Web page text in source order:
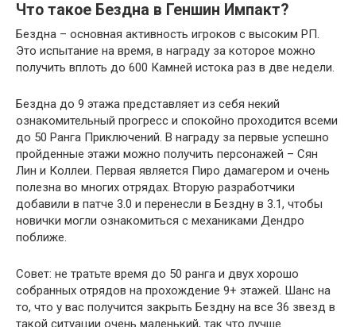
Что такое Бездна в Геншин Импакт?
Бездна – основная активность игроков с высоким РП.
Это испытание на время, в награду за которое можно
получить вплоть до 600 Камней истока раз в две недели.
Бездна до 9 этажа представляет из себя некий
ознакомительный прогресс и спокойно проходится всеми
до 50 Ранга Приключений. В награду за первые успешно
пройденные этажи можно получить персонажей – Сян
Лин и Коллеи. Первая является Пиро дамагером и очень
полезна во многих отрядах. Вторую разработчики
добавили в патче 3.0 и перенесли в Бездну в 3.1, чтобы
новички могли ознакомиться с механиками Дендро
поближе.
Совет: не тратьте время до 50 ранга и двух хорошо
собранных отрядов на прохождение 9+ этажей. Шанс на
то, что у вас получится закрыть Бездну на все 36 звезд в
такой ситуации очень маленький, так что лучше